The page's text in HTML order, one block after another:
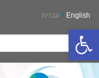
פתח סרגל נגישות
English
/ עברית